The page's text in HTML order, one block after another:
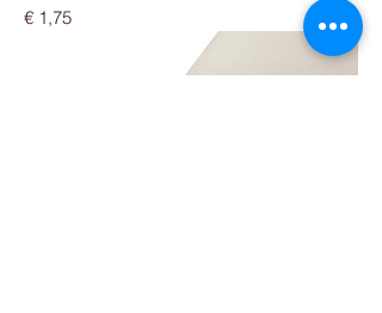
Prijs
€ 1,75